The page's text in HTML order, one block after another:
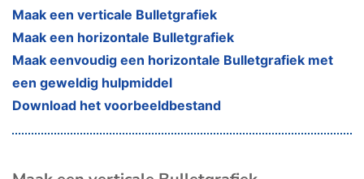
Maak een verticale Bulletgrafiek
Maak een horizontale Bulletgrafiek
Maak eenvoudig een horizontale Bulletgrafiek met
een geweldig hulpmiddel
Download het voorbeeldbestand